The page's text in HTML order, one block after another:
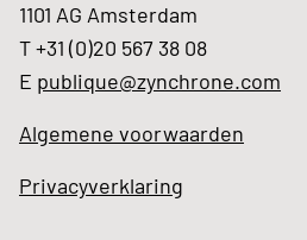
1101 AG Amsterdam
T +31 (0)20 567 38 08
E publique@zynchrone.com
Algemene voorwaarden
Privacyverklaring